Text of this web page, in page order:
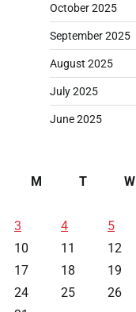
October 2025
September 2025
August 2025
July 2025
June 2025
M
T W
3
4 5
10
11 12
17
18 19
24
25 26